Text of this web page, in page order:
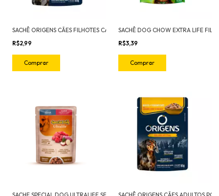
SACHÊ ORIGENS CÃES FILHOTES CARNE, FRANGO E BATATA DOCE 85G
R$2,99
R$3,39